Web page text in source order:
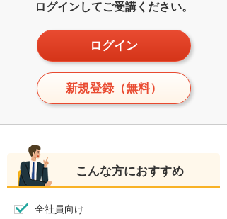
ログインしてご受講ください。
ログイン
新規登録（無料）
こんな方におすすめ
全社員向け